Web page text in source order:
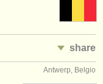
share
Antwerp, Belgio